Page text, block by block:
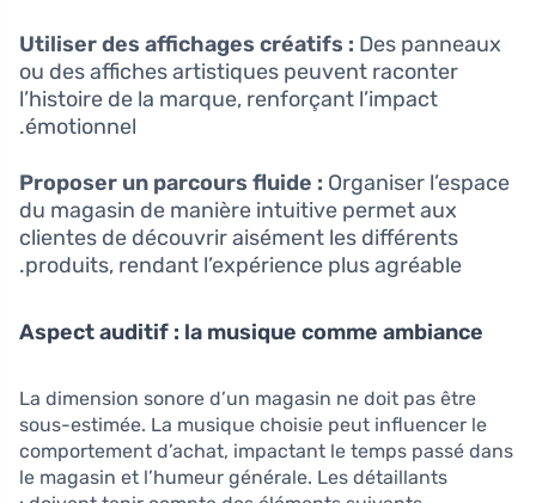
Utiliser des affichages créatifs : Des panneaux
ou des affiches artistiques peuvent raconter
l’histoire de la marque, renforçant l’impact
émotionnel.
Proposer un parcours fluide : Organiser l’espace
du magasin de manière intuitive permet aux
clientes de découvrir aisément les différents
produits, rendant l’expérience plus agréable.
Aspect auditif : la musique comme ambiance
La dimension sonore d’un magasin ne doit pas être
sous-estimée. La musique choisie peut influencer le
comportement d’achat, impactant le temps passé dans
le magasin et l’humeur générale. Les détaillants